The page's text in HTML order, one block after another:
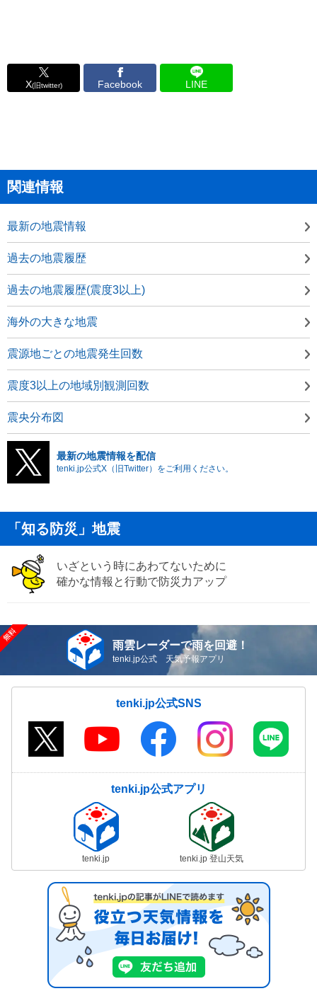
X(旧twitter) Facebook LINE
関連情報
最新の地震情報
過去の地震履歴
過去の地震履歴(震度3以上)
海外の大きな地震
震源地ごとの地震発生回数
震度3以上の地域別観測回数
震央分布図
最新の地震情報を配信
tenki.jp公式X（旧Twitter）をご利用ください。
「知る防災」地震
いざという時にあわてないために
確かな情報と行動で防災力アップ
雨雲レーダーで雨を回避！
tenki.jp公式 天気予報アプリ
tenki.jp公式SNS
tenki.jp公式アプリ
tenki.jp tenki.jp 登山天気